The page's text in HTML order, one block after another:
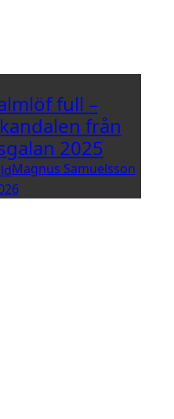
full –
från
2025
Magnus Samuelsson